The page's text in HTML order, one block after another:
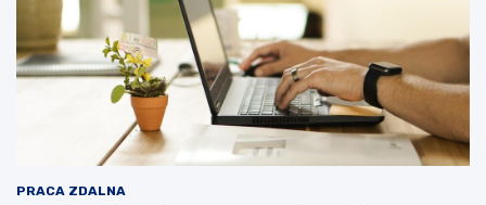
PRACA ZDALNA